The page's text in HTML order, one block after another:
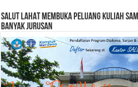
SALUT LAHAT MEMBUKA PELUANG KULIAH
BANYAK JURUSAN